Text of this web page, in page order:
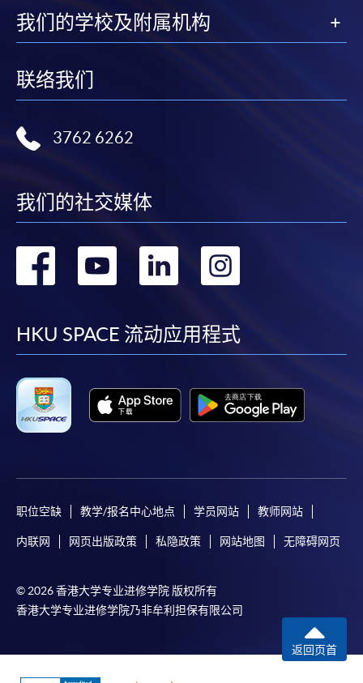
我们的学校及附属机构
联络我们
3762 6262
我们的社交媒体
转
facebook
转
youtube
转
linkedin
转
HKU SPACE 流动应用程式
职位空缺 教学/报名中心地点 学员网站 教师网站
内联网 网页出版政策 私隐政策 网站地图 无障碍网页
© 2026 香港大学专业进修学院 版权所有
香港大学专业进修学院乃非牟利担保有限公司
返回页首